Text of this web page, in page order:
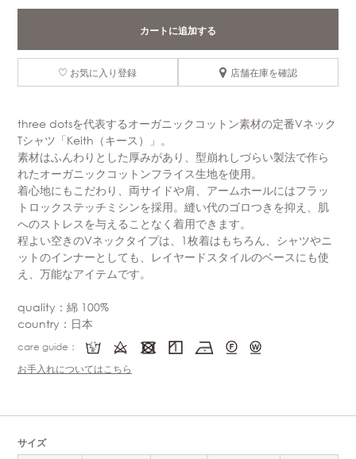
カートに追加する
お気に入り登録 店舗在庫を確認
three dotsを代表するオーガニックコットン素材の定番Vネック
Tシャツ「Keith（キース）」。
素材はふんわりとした厚みがあり、型崩れしづらい製法で作ら
れたオーガニックコットンフライス生地を使用。
着心地にもこだわり、両サイドや肩、アームホールにはフラッ
トロックステッチミシンを採用。縫い代のゴロつきを抑え、肌
へのストレスを与えることなく着用できます。
程よい空きのVネックタイプは、1枚着はもちろん、シャツやニ
ットのインナーとしても、レイヤードスタイルのベースにも使
え、万能なアイテムです。
quality：綿 100%
country：日本
care guide：
お手入れについてはこちら
サイズ